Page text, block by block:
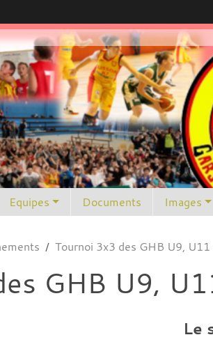
Equipes Documents Images
Tournoi 3x3 des GHB U9,
GHB U9,
Le